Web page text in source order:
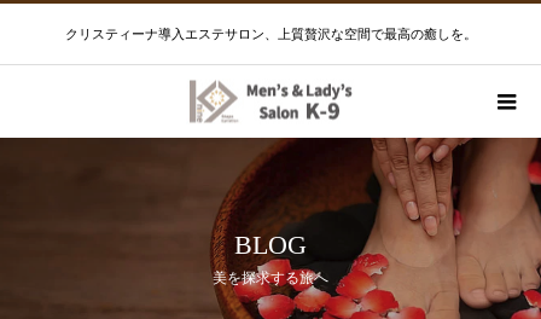
クリスティーナ導入エステサロン、上質贅沢な空間で最高の癒しを。
BLOG
美を探求する旅へ